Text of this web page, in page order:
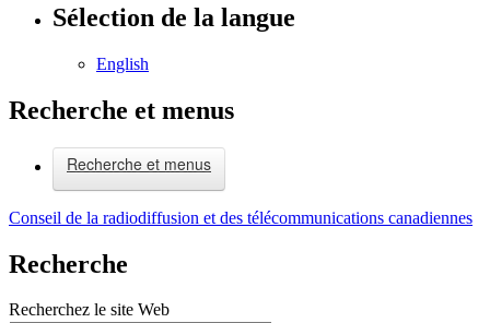
Sélection de la langue
English
Recherche et menus
Recherche et menus
Conseil de la radiodiffusion et des télécommunications canadiennes
Recherche
Recherchez le site Web